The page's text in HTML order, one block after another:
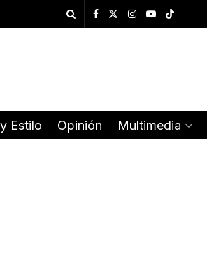
Estilo Opinión Multimedia